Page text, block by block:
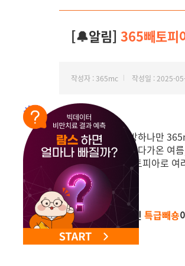
[🔔알림] 365빼토피
작성자 : 365mc 작성일 : 2025-
안녕하세요, 지방하나만
어느덧 코앞으로 다가온 여
그렇다면 365빼토피아로 여
[🛵 주문하신 라인 특급빼숑